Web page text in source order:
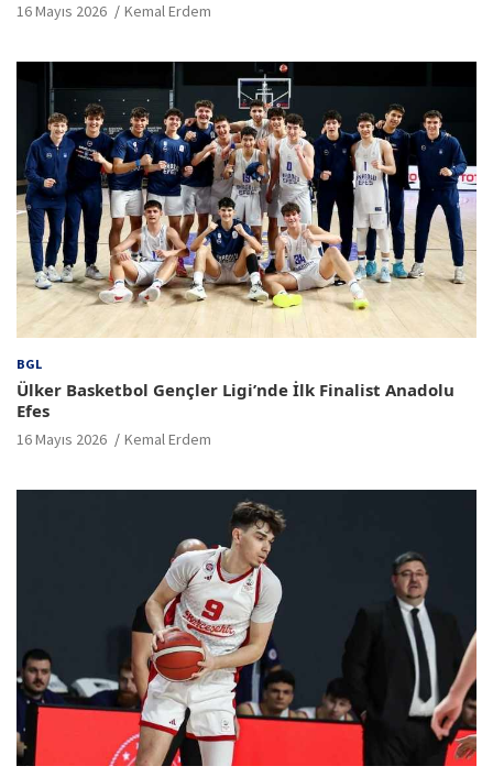
16 Mayıs 2026 Kemal Erdem
BGL
Ülker Basketbol Gençler Ligi’nde İlk Finalist Anadolu
Efes
16 Mayıs 2026 Kemal Erdem